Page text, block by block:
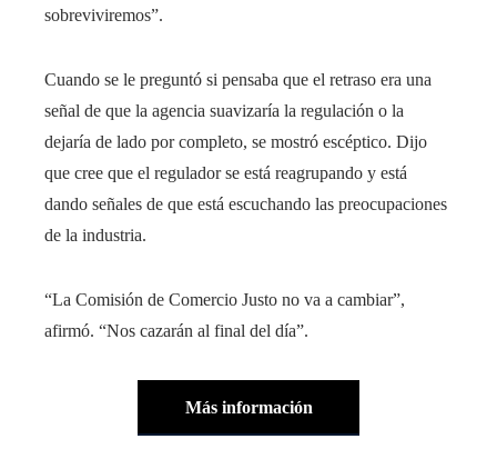
sobreviviremos”.
Cuando se le preguntó si pensaba que el retraso era una
señal de que la agencia suavizaría la regulación o la
dejaría de lado por completo, se mostró escéptico. Dijo
que cree que el regulador se está reagrupando y está
dando señales de que está escuchando las preocupaciones
de la industria.
“La Comisión de Comercio Justo no va a cambiar”,
afirmó. “Nos cazarán al final del día”.
Más información